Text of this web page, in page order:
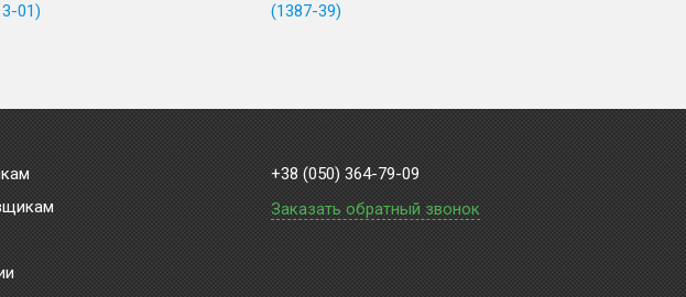
01) (1387-39)
+38 (050) 364-79-09
Заказать обратный звонок